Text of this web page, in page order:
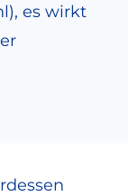
es wirkt